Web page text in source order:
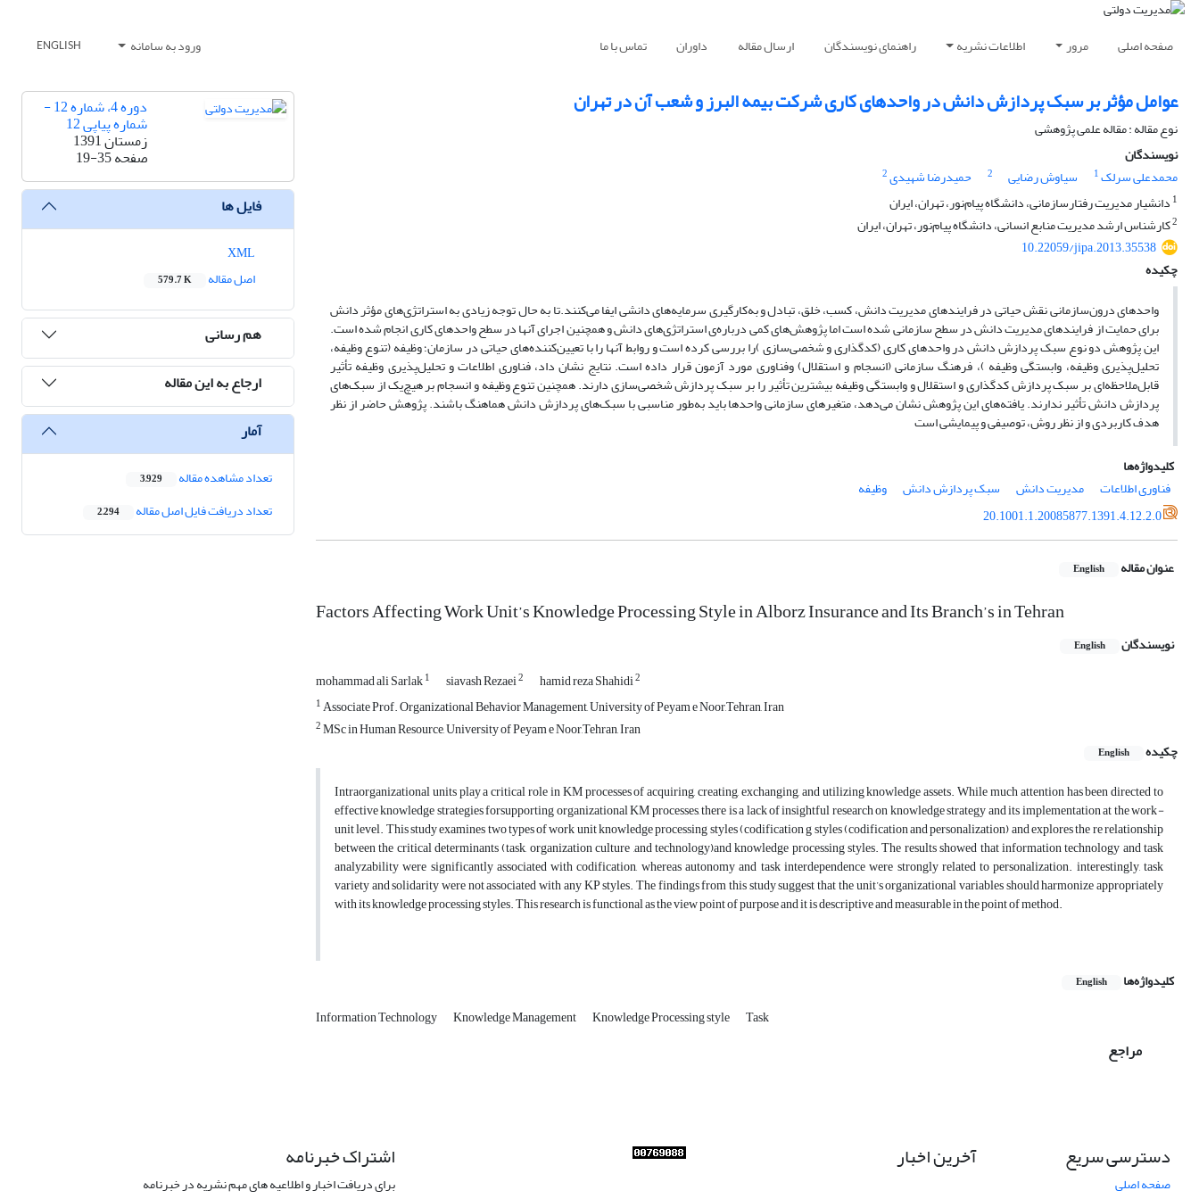
صفحه اصلی مرور اطلاعات نشریه راهنمای نویسندگان ارسال مقاله داوران تماس با ما ورود به سامانه ENGLISH
عوامل مؤثر بر سبک پردازش دانش در واحدهای کاری شرکت بیمه البرز و شعب آن در تهران
نوع مقاله : مقاله علمی پژوهشی
نویسندگان
محمدعلی سرلک1 سیاوش رضایی 2 حمیدرضا شهیدی2
1 دانشیار مدیریت رفتارسازمانی، دانشگاه پیام‌نور، تهران، ایران
2کارشناس ارشد مدیریت منابع انسانی، دانشگاه پیام‌نور، تهران، ایران
10.22059/jipa.2013.35538
چکیده
واحدهای درون‌سازمانی نقش حیاتی در فرایند‌های مدیریت دانش، کسب، خلق، تبادل و به‌کارگیری سرمایه‌های دانشی ایفا می‌کنند.تا به حال توجه زیادی به استراتژی‌های مؤثر دانش
برای حمایت از فرایندهای مدیریت دانش در سطح سازمانی شده است اما پژوهش‌های کمی درباره‌ی استراتژی‌های دانش و همچنین اجرای آنها در سطح واحدهای کاری انجام شده است.
این پژوهش دو نوع سبک پردازش دانش در واحدهای کاری (کدگذاری و شخصی‌سازی )را بررسی کرده است و روابط آنها را با تعیین‌کننده‌های حیاتی در سازمان؛ وظیفه (تنوع وظیفه،
تحلیل‌پذیری وظیفه، وابستگی وظیفه )، فرهنگ سازمانی (انسجام و استقلال) وفناوری مورد آزمون قرار داده است. نتایج نشان داد، فناوری اطلاعات و تحلیل‌پذیری وظیفه تأثیر
قابل‌ملاحظه‌ای بر سبک پردازش کدگذاری و استقلال و وابستگی وظیفه بیشترین تأثیر را بر سبک پردازش شخصی‌سازی دارند. همچنین تنوع وظیفه و انسجام بر هیچ‌یک از سبک‌های
پردازش دانش تأثیر ندارند. یافته‌های این پژوهش نشان می‌دهد، متغیرهای سازمانی واحدها باید به‌طور مناسبی با سبک‌های پردازش دانش هماهنگ باشند. پژوهش حاضر از نظر
هدف کاربردی و از نظر روش، توصیفی و پیمایشی است
کلیدواژه‌ها
فناوری اطلاعات
مدیریت دانش سبک پردازش دانش
وظیفه
20.1001.1.20085877.1391.4.12.2.0
عنوان مقاله English
Factors Affecting Work Unit’s Knowledge Processing Style in Alborz Insurance and Its Branch’s in Tehran
نویسندگان English
mohammad ali Sarlak1 siavash Rezaei2 hamid reza Shahidi2
1Associate Prof. Organizational Behavior Management, University of Peyam e Noor,Tehran, Iran
2MSc in Human Resource, University of Peyam e Noor,Tehran, Iran
چکیده
English
Intraorganizational units play a critical role in KM processes of acquiring, creating, exchanging, and utilizing knowledge assets. While much attention has been directed to
effective knowledge strategies forsupporting organizational KM processes, there is a lack of insightful research on knowledge strategy and its implementation at the work-
unit level. This study examines two types of work unit knowledge processing styles (codification g styles (codification and personalization) and explores the re relationship
between the critical determinants (task, organization culture ,and technology)and knowledge processing styles. The results showed that information technology and task
analyzability were significantly associated with codification, whereas autonomy and task interdependence were strongly related to personalization. interestingly, task
variety and solidarity were not associated with any KP styles. The findings from this study suggest that the unit’s organizational variables should harmonize appropriately
with its knowledge processing styles. This research is functional as the view point of purpose and it is descriptive and measurable in the point of method.
کلیدواژه‌ها English
Information Technology Knowledge Management Knowledge Processing style Task
مراجع
دوره 4، شماره 12 -
شماره پیاپی 12
زمستان 1391
صفحه19-35
فایل ها
اصل مقاله
579.7 K
هم رسانی
ارجاع به این مقاله
آمار
تعداد مشاهده مقاله 3,929
تعداد دریافت فایل اصل مقاله 2,294
دسترسی سریع
صفحه اصلی
آخرین اخبار اشتراک خبرنامه
برای دریافت اخبار و اطلاعیه های مهم نشریه در خبرنامه